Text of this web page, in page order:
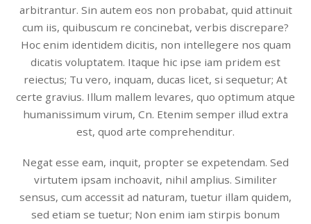
arbitrantur. Sin autem eos non probabat, quid attinuit
cum iis, quibuscum re concinebat, verbis discrepare?
Hoc enim identidem dicitis, non intellegere nos quam
dicatis voluptatem. Itaque hic ipse iam pridem est
reiectus; Tu vero, inquam, ducas licet, si sequetur; At
certe gravius. Illum mallem levares, quo optimum atque
humanissimum virum, Cn. Etenim semper illud extra
est, quod arte comprehenditur.
Negat esse eam, inquit, propter se expetendam. Sed
virtutem ipsam inchoavit, nihil amplius. Similiter
sensus, cum accessit ad naturam, tuetur illam quidem,
sed etiam se tuetur; Non enim iam stirpis bonum